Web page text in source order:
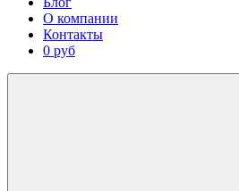
О компании
Контакты
0 руб